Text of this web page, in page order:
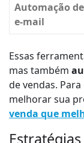
Automação de
e-mail
Essas
mas também
de vendas.
melhorar sua
venda que